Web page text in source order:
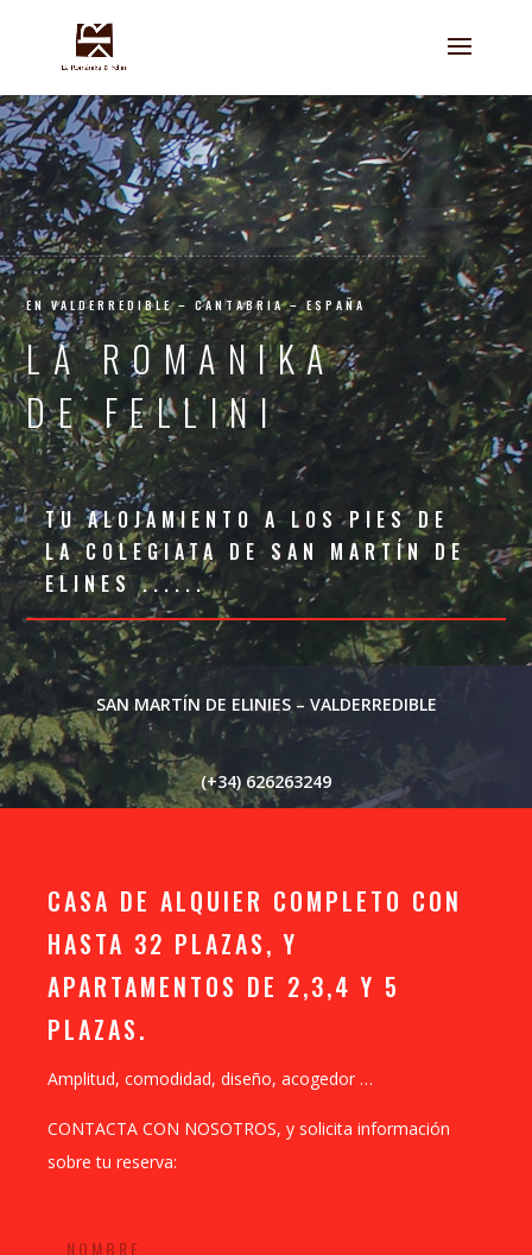
ROMANIKA
EN VALDERREDIBLE – CANTABRIA – ESPAÑA
LA ROMANIKA
DE FELLINI
TU ALOJAMIENTO A LOS PIES DE
LA COLEGIATA DE SAN MARTÍN DE
ELINES ......
SAN MARTÍN DE ELINIES – VALDERREDIBLE
(+34) 626263249
CASA DE ALQUIER COMPLETO CON
HASTA 32 PLAZAS, Y
APARTAMENTOS DE 2,3,4 Y 5
PLAZAS.
Amplitud, comodidad, diseño, acogedor …
CONTACTA CON NOSOTROS, y solicita información
sobre tu reserva: